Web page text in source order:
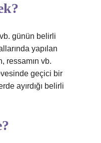
günün belirli
yapılan
ressamın vb.
geçici bir
ayırdığı belirli